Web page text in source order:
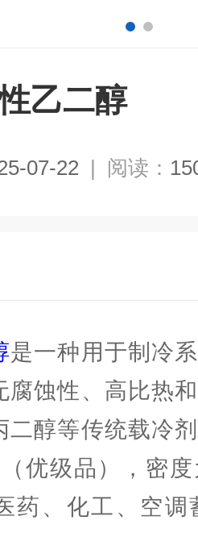
乙二醇
07-22 | 阅读：
是一种用于制冷
腐蚀性、高比热
二醇等传统载冷
优级品），密度
药、化工、空